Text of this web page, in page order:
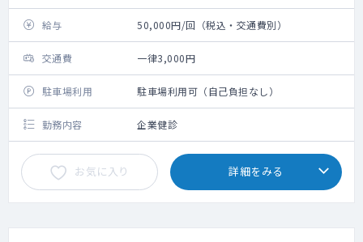
給与 50,000円/回（税込・交通費別）
交通費 一律3,000円
駐車場利用 駐車場利用可（自己負担なし）
勤務内容 企業健診
お気に入り 詳細をみる